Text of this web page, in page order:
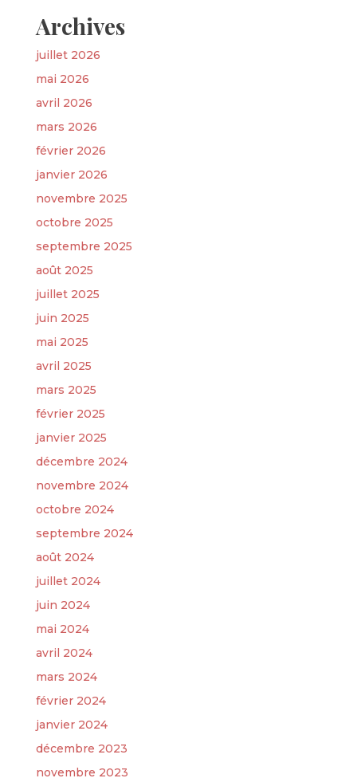
Archives
juillet 2026
mai 2026
avril 2026
mars 2026
février 2026
janvier 2026
novembre 2025
octobre 2025
septembre 2025
août 2025
juillet 2025
juin 2025
mai 2025
avril 2025
mars 2025
février 2025
janvier 2025
décembre 2024
novembre 2024
octobre 2024
septembre 2024
août 2024
juillet 2024
juin 2024
mai 2024
avril 2024
mars 2024
février 2024
janvier 2024
décembre 2023
novembre 2023